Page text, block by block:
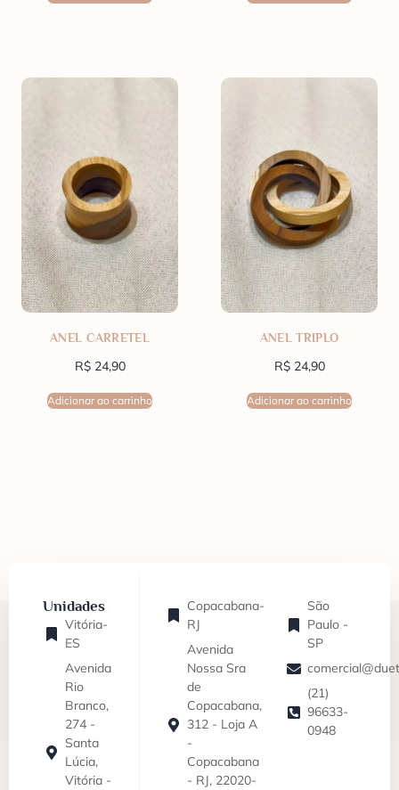
ANEL CARRETEL
R$24,90
Adicionar ao carrinho
ANEL TRIPLO
R$24,90
Adicionar ao carrinho
Unidades
Vitória-
ES
Avenida
Rio
Branco,
274 -
Santa
Lúcia,
Vitória -
Copacabana-
RJ
Avenida
Nossa Sra
de
Copacabana,
312 - Loja A
-
Copacabana
- RJ, 22020-
São
Paulo -
SP
(21)
96633-
0948